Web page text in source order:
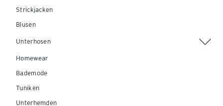
Strickjacken
Blusen
Unterhosen
Homewear
Bademode
Tuniken
Unterhemden